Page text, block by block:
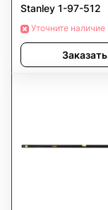
Stanley 1-97-512
Уточните наличие
Заказать